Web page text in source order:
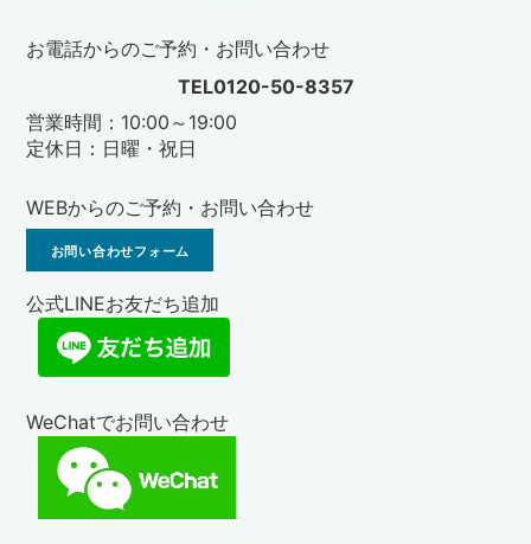
お電話からのご予約・お問い合わせ
TEL0120-50-8357
営業時間：10:00～19:00
定休日：日曜・祝日
WEBからのご予約・お問い合わせ
お問い合わせフォーム
公式LINEお友だち追加
WeChatでお問い合わせ